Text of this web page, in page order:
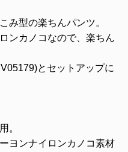
み型の楽ちんパンツ。
ンカノコなので、楽ちん
とセットアップに
。
ヨンナイロンカノコ素材